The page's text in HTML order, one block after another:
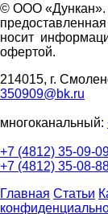
© ООО «Дункан».
носит
офертой.
214015, г.
350909@bk.ru
многоканальный:
+7 (4812) 35-09-
+7 (4812) 35-08-
Главная Статьи